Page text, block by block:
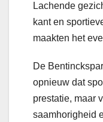
Lachende
kant en
maakten het
De
opnieuw dat
prestatie, maar
saamhorigheid